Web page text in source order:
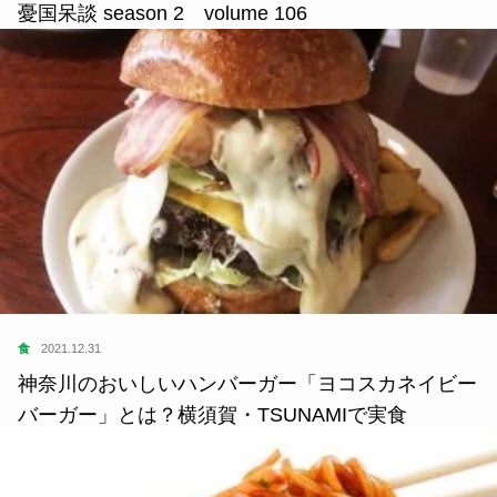
憂国呆談 season 2 volume 106
食 2021.12.31
神奈川のおいしいハンバーガー「ヨコスカネイビー
バーガー」とは？横須賀・TSUNAMIで実食